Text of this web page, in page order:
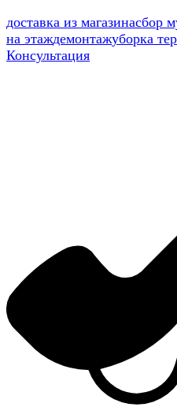
доставка из магазинасбор
на этаждемонтажуборка
Консультация